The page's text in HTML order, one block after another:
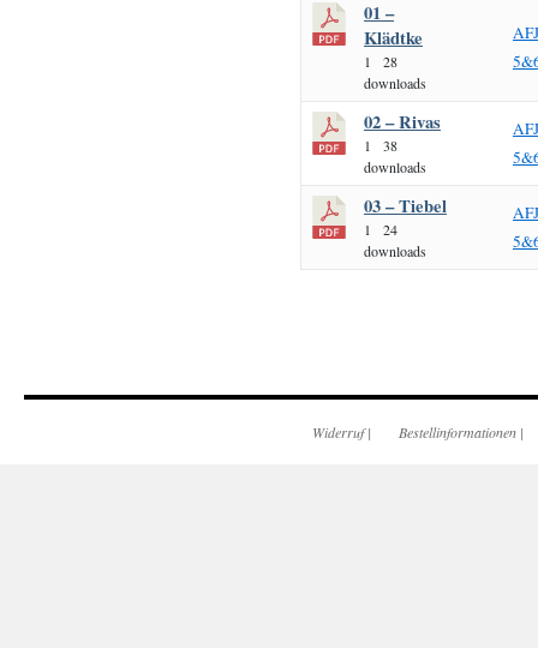
01 –
Klädtke
1
28
downloads
02 – Rivas
1
38
downloads
03 – Tiebel
1
24
downloads
Widerruf| Bestellinformationen |